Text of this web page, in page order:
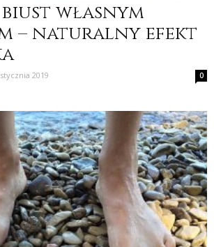
własnym
– naturalny efekt
2019 0